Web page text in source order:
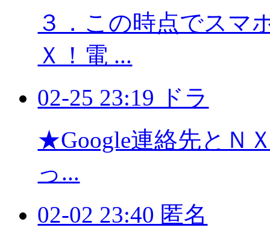
３．この時点でスマ
Ｘ！電 ...
02-25 23:19 ドラ
★Google連絡先とＮ
っ...
02-02 23:40 匿名